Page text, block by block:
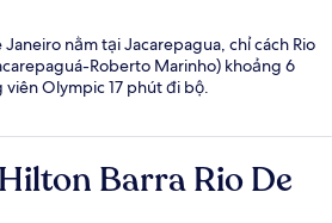
Janeiro nằm tại Jacarepagua, chỉ cách Rio
Roberto Marinho) khoảng 6
viên Olympic 17 phút đi bộ.
Barra Rio De